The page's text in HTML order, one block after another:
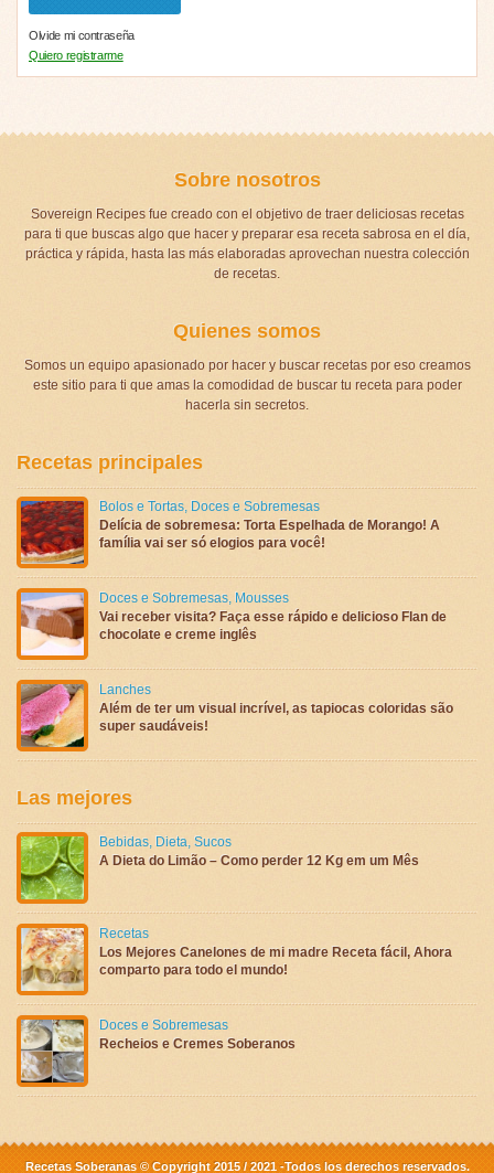
Olvide mi contraseña
Quiero registrarme
Sobre nosotros
Sovereign Recipes fue creado con el objetivo de traer deliciosas recetas
para ti que buscas algo que hacer y preparar esa receta sabrosa en el día,
práctica y rápida, hasta las más elaboradas aprovechan nuestra colección
de recetas.
Quienes somos
Somos un equipo apasionado por hacer y buscar recetas por eso creamos
este sitio para ti que amas la comodidad de buscar tu receta para poder
hacerla sin secretos.
Recetas principales
Bolos e Tortas, Doces e Sobremesas
Delícia de sobremesa: Torta Espelhada de Morango! A
família vai ser só elogios para você!
Doces e Sobremesas, Mousses
Vai receber visita? Faça esse rápido e delicioso Flan de
chocolate e creme inglês
Lanches
Além de ter um visual incrível, as tapiocas coloridas são
super saudáveis!
Las mejores
Bebidas, Dieta, Sucos
A Dieta do Limão – Como perder 12 Kg em um Mês
Recetas
Los Mejores Canelones de mi madre Receta fácil, Ahora
comparto para todo el mundo!
Doces e Sobremesas
Recheios e Cremes Soberanos
Recetas Soberanas © Copyright 2015 / 2021 -Todos los derechos reservados.